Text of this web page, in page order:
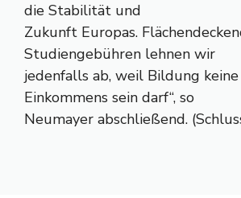
die Stabilität und
Zukunft Europas.
Studiengebühren lehnen wir
jedenfalls ab, weil Bildung keine
Einkommens sein darf“, so
Neumayer abschließend.